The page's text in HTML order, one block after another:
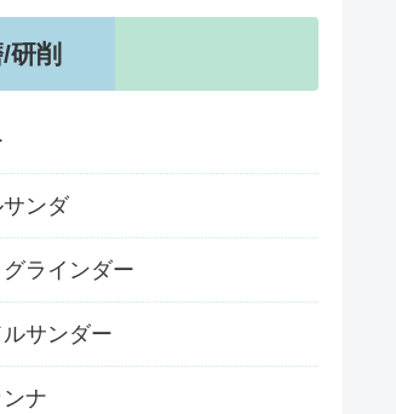
研削
ンダ
ラインダー
サンダー
ナ